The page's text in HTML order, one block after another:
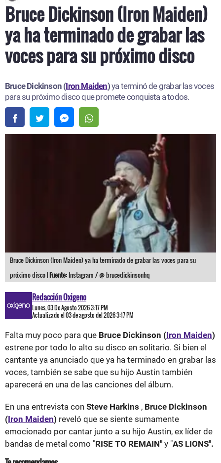
Bruce Dickinson (Iron Maiden)
ya ha terminado de grabar las
voces para su próximo disco
Bruce Dickinson (Iron Maiden)ya terminó de grabar las voces
para su próximo disco que promete conquista a todos.
Bruce Dickinson (Iron Maiden) ya ha terminado de grabar las voces para su
próximo disco |Fuente: Instagram / @ brucedickinsonhq
Redacción Oxigeno
Lunes, 03 De Agosto 2026 3:17 PM
Actualizado el 03 de agosto del 2026 3:17 PM
Falta muy poco para que Bruce Dickinson (Iron Maiden)
estrene por todo lo alto su disco en solitario. Si bien el
cantante ya anunciado que ya ha terminado en grabar las
voces, también se sabe que su hijo Austin también
aparecerá en una de las canciones del álbum.
En una entrevista con Steve Harkins , Bruce Dickinson
(Iron Maiden) reveló que se siente sumamente
emocionado por cantar junto a su hijo Austin, ex líder de
bandas de metal como "RISE TO REMAIN" y "AS LIONS".